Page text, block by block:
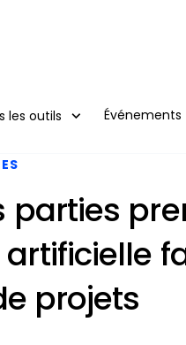
les outils Événements
parties
projets